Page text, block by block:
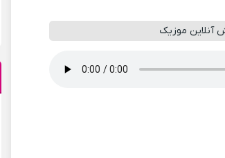
آنلاین موزیک